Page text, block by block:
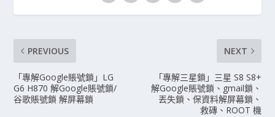
PREVIOUS
「專解Google賬號鎖」LG
G6 H870 解Google賬號鎖/
谷歌賬號鎖 解屏幕鎖
NEXT
「專解三星鎖」三星 S8 S8+
解Google賬號鎖、gmail鎖、
丟失鎖、保資料解屏幕鎖、
救磚、ROOT 機